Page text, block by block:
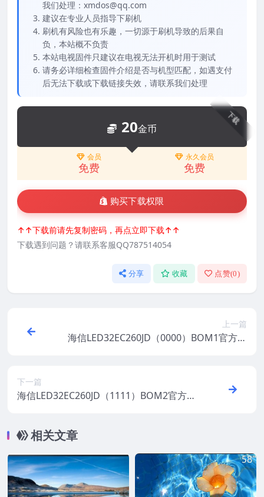
我们处理：xmdos@qq.com
建议在专业人员指导下刷机
刷机有风险也有乐趣，一切源于刷机导致的后果自
负，本站概不负责
本站电视固件只建议在电视无法开机时用于测试
请务必详细检查固件介绍是否与机型匹配，如遇支付
后无法下载或下载链接失效，请联系我们处理
下载
20金币
会员
免费
永久会员
免费
购买下载权限
↑↑下载前请先复制密码，再点立即下载↑↑
下载遇到问题？请联系客服QQ787514054
分享 收藏 点赞(0)
上一篇
海信LED32EC260JD（0000）BOM1官方原
下一篇
海信LED32EC260JD（1111）BOM2官方原
相关文章